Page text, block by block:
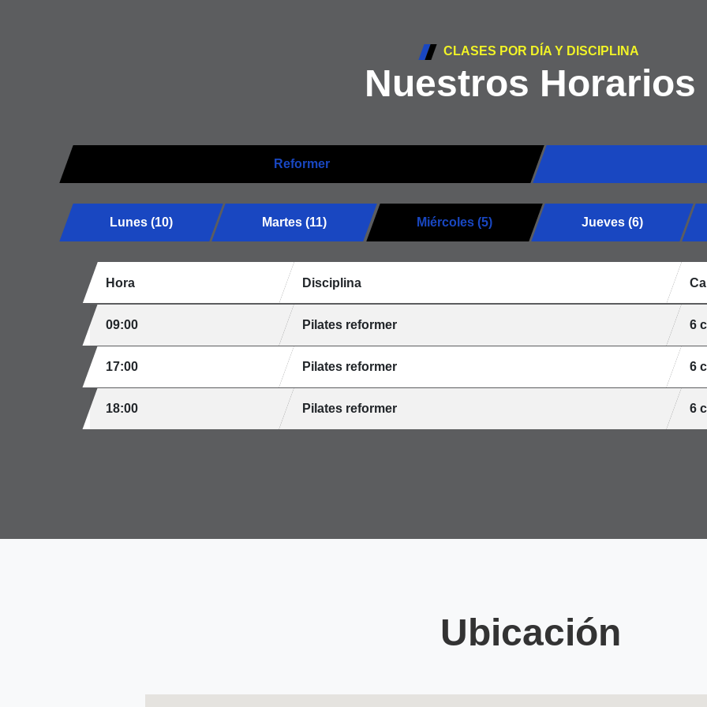
CLASES POR DÍA Y DISCIPLINA
Nuestros Horarios
Reformer
Lunes (10) Martes (11) Miércoles (5) Jueves (6)
Hora Disciplina
09:00 Pilates reformer 6
17:00 Pilates reformer 6
18:00 Pilates reformer 6
Ubicación